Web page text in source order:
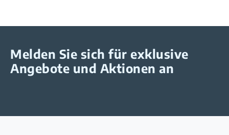
Melden Sie sich für exklusive
Angebote und Aktionen an